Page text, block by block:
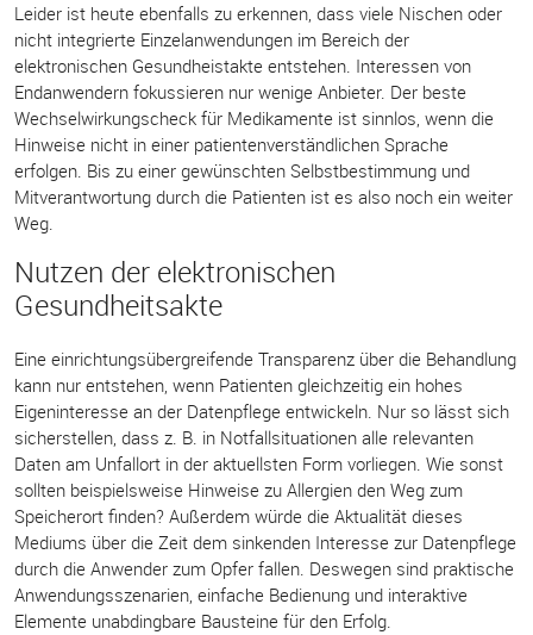
Leider ist heute ebenfalls zu erkennen, dass viele Nischen oder
nicht integrierte Einzelanwendungen im Bereich der
elektronischen Gesundheistakte entstehen. Interessen von
Endanwendern fokussieren nur wenige Anbieter. Der beste
Wechselwirkungscheck für Medikamente ist sinnlos, wenn die
Hinweise nicht in einer patientenverständlichen Sprache
erfolgen. Bis zu einer gewünschten Selbstbestimmung und
Mitverantwortung durch die Patienten ist es also noch ein weiter
Weg.
Nutzen der elektronischen
Gesundheitsakte
Eine einrichtungsübergreifende Transparenz über die Behandlung
kann nur entstehen, wenn Patienten gleichzeitig ein hohes
Eigeninteresse an der Datenpflege entwickeln. Nur so lässt sich
sicherstellen, dass z. B. in Notfallsituationen alle relevanten
Daten am Unfallort in der aktuellsten Form vorliegen. Wie sonst
sollten beispielsweise Hinweise zu Allergien den Weg zum
Speicherort finden? Außerdem würde die Aktualität dieses
Mediums über die Zeit dem sinkenden Interesse zur Datenpflege
durch die Anwender zum Opfer fallen. Deswegen sind praktische
Anwendungsszenarien, einfache Bedienung und interaktive
Elemente unabdingbare Bausteine für den Erfolg.